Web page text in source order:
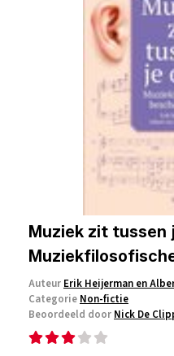
Muziek zit tussen
Auteur Erik Heijerman en
Categorie Non-fictie
Beoordeeld door Nick De